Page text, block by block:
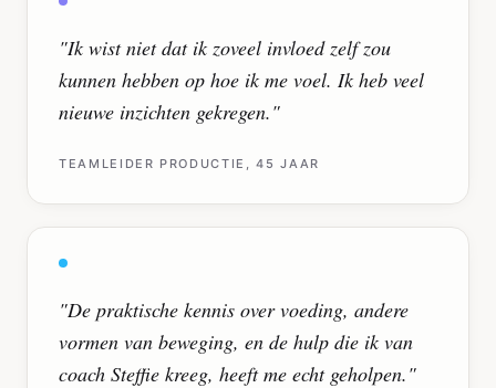
"Ik wist niet dat ik zoveel invloed zelf zou
kunnen hebben op hoe ik me voel. Ik heb veel
nieuwe inzichten gekregen."
TEAMLEIDER PRODUCTIE, 45 JAAR
"De praktische kennis over voeding, andere
vormen van beweging, en de hulp die ik van
coach Steffie kreeg, heeft me echt geholpen."